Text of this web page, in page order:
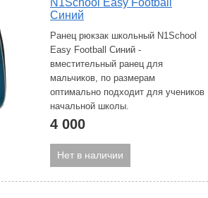
N1School Easy Football
Cиний
Ранец рюкзак школьный N1School
Easy Football Cиний -
вместительный ранец для
мальчиков, по размерам
оптимально подходит для учеников
начальной школы.
4 000
Нет в наличии